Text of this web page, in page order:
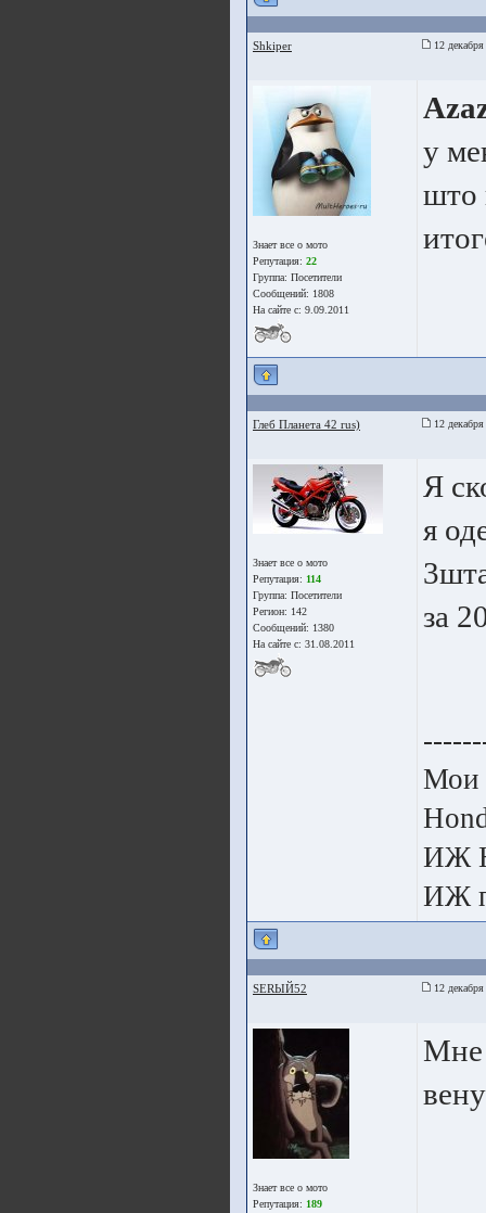
Shkiper 12
Знает все о мото
Репутация: 22
Группа: Посетители
Сообщений: 1808
На сайте с: 9.09.2011
у
што
Глеб Планета 42 rus) 12
Знает все о мото
Репутация: 114
Группа: Посетители
Регион: 142
Сообщений: 1380
На сайте с: 31.08.2011
Я
я
за
Мои
ИЖ
ИЖ
SERЫЙ52 12
Знает все о мото
Репутация: 189
Мне